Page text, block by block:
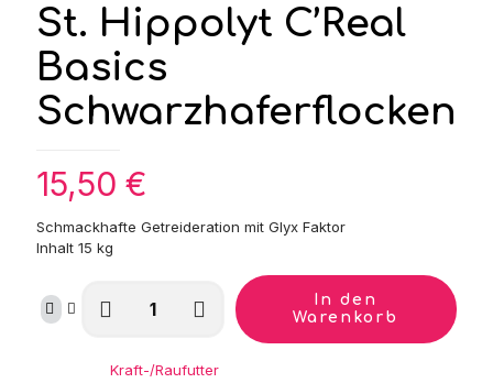
St. Hippolyt C’Real
Basics
Schwarzhaferflocken
15,50 €
Schmackhafte Getreideration mit Glyx Faktor
Inhalt 15 kg
Schwarzhaferflocken
In den
Warenkorb
Kraft-/Raufutter